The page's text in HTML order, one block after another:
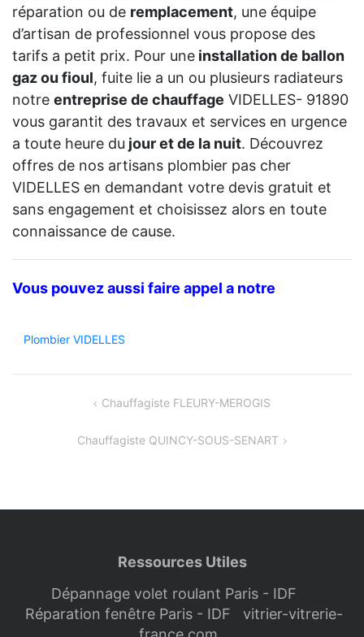
réparation ou de remplacement, une équipe
d’artisan de professionnel vous propose des
tarifs a petit prix. Pour une installation de ballon
gaz ou fioul, fuite lie a un ou plusieurs radiateurs
notre entreprise de chauffage VIDELLES- 91890
vous garantit des travaux et services en urgence
a toute heure du jour et de la nuit. Découvrez
offres de nos artisans plombier pas cher
VIDELLES en demandant votre devis gratuit et
sans engagement et choisissez alors en toute
connaissance de cause.
Vous pouvez aussi faire appel a notre
Plombier VIDELLES
NavigationChauffagiste FLEURY-MEROGIS
Chauffagiste QUINCY-SOUS-SENART
Ressources Utiles
Dépannage volet roulant Paris - IDF
Réparation fenêtre Paris - IDF
vitrier-vitrerie-